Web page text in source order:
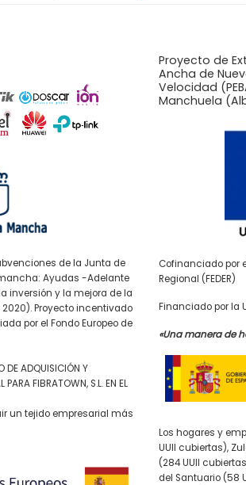
de la Junta de
Ayudas -Adelante
inversión y la mejora de la
Proyecto incentivado
por el Fondo Europeo de
DE ADQUISICIÓN Y
FIBRATOWN, S.L. EN EL
un tejido empresarial más
Proyecto de
Ancha de
Velocidad
Manchuela
Cofinanciado por
Regional (FEDER)
Financiado por la
«Una manera de
Los hogares y
UUII cubiertas),
(284 UUII
del Santuario (58